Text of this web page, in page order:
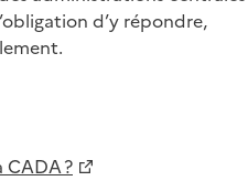
d’y répondre,
?